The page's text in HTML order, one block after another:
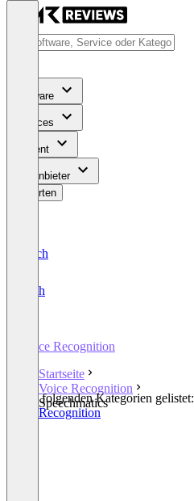
Software
Services
Content
Für Anbieter
Bewerten
Deutsch
English
Voice Recognition
Startseite
Voice Recognition
Speechmatics
In den folgenden Kategorien gelistet:
Voice Recognition